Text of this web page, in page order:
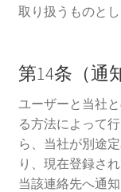
取り扱うものとし
第14条（通
ユーザーと当社
る方法によって
ら、当社が別途
り、現在登録さ
当該連絡先へ通